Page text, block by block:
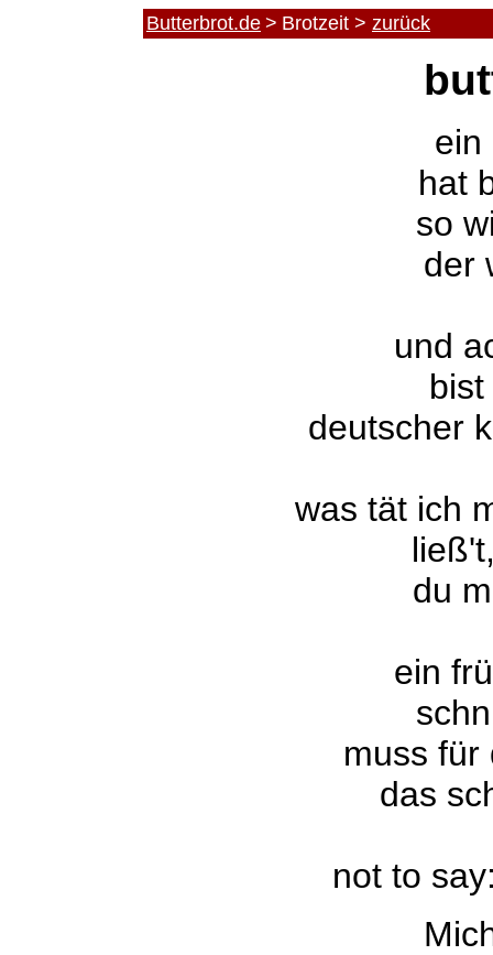
Butterbrot.de > Brotzeit > zurück
ein
hat
so
der
und
deutscher
was tät ich
du
ein
muss für
das
not to